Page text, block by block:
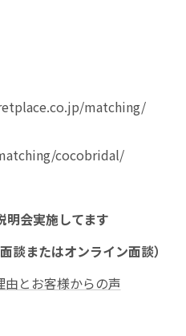
matching/
cocobridal/
明会実施してます
談またはオンライン面談）
とお客様からの声